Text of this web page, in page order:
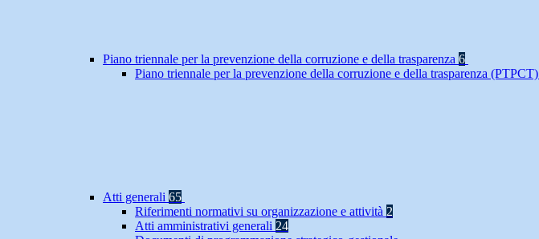
Piano triennale per la prevenzione della corruzione e della trasparenza 6
Piano triennale per la prevenzione della corruzione e della trasparenza (PTPCT)
Atti generali 65
Riferimenti normativi su organizzazione e attività 2
Atti amministrativi generali 24